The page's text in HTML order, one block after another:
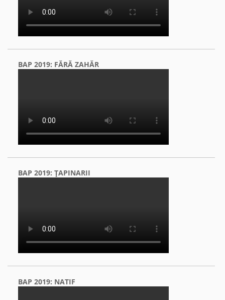
BAP 2019: FĂRĂ ZAHĂR
BAP 2019: ŢAPINARII
BAP 2019: NATIF